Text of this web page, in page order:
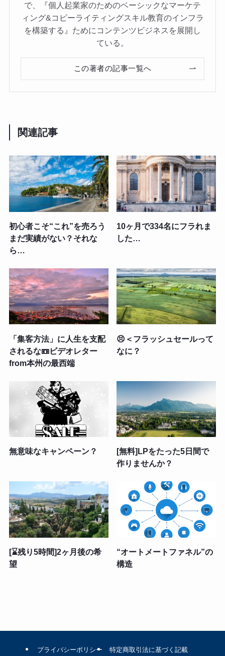
で、『個人起業家のためのベーシックなマーケテ
ィング&コピーライティングスキル教育のインフラ
を構築する』ためにコンテンツビジネスを展開し
ている。
この著者の記事一覧へ
関連記事
初心者こそ“これ”を売ろう
まだ実績がない？それな
ら…
10ヶ月で334名にフラれま
した…
「集客方法」に人生を支配
されるな📼ビデオレター
from本州の最西端
😣＜フラッシュセールって
なに？
無意味なキャンペーン？
[無料]LPをたった5日間で
作りませんか？
[⌛残り5時間]2ヶ月後の希
望
“オートメートファネル”の
構造
プライバシーポリシー 特定商取引法に基づく記載